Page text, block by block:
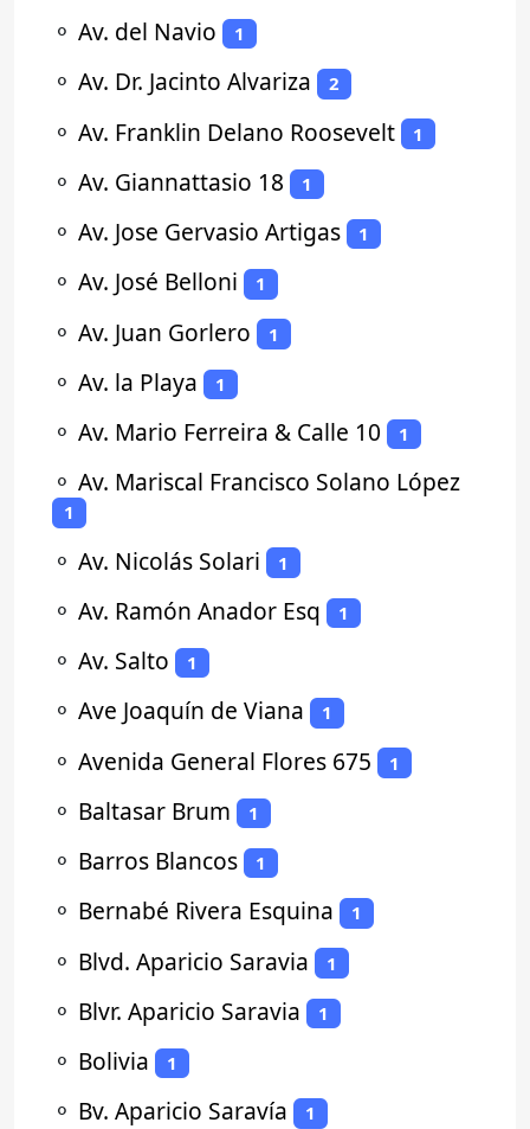
⚬ Av. del Navio 1
⚬ Av. Dr. Jacinto Alvariza 2
⚬ Av. Franklin Delano Roosevelt 1
⚬ Av. Giannattasio 18 1
⚬ Av. Jose Gervasio Artigas 1
⚬ Av. José Belloni 1
⚬ Av. Juan Gorlero 1
⚬ Av. la Playa 1
⚬ Av. Mario Ferreira & Calle 10 1
⚬ Av. Mariscal Francisco Solano López
1
⚬ Av. Nicolás Solari 1
⚬ Av. Ramón Anador Esq 1
⚬ Av. Salto 1
⚬ Ave Joaquín de Viana 1
⚬ Avenida General Flores 675 1
⚬ Baltasar Brum 1
⚬ Barros Blancos 1
⚬ Bernabé Rivera Esquina 1
⚬ Blvd. Aparicio Saravia 1
⚬ Blvr. Aparicio Saravia 1
⚬ Bolivia 1
⚬ Bv. Aparicio Saravía 1